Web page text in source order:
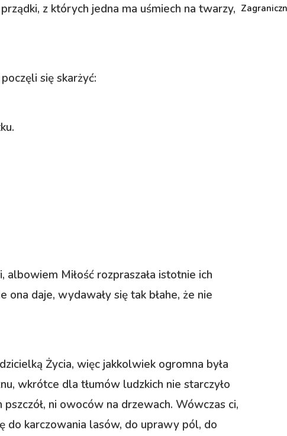
z których jedna ma uśmiech na twarzy,
się skarżyć:
albowiem Miłość rozpraszała istotnie ich
ona daje, wydawały się tak błahe, że nie
Życia, więc jakkolwiek ogromna była
wkrótce dla tłumów ludzkich nie starczyło
ni owoców na drzewach. Wówczas ci,
do karczowania lasów, do uprawy pól, do